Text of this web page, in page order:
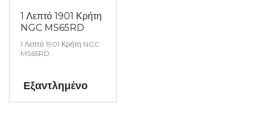
1 Λεπτό 1901 Κρήτη
NGC MS65RD
1 Λεπτό 1901 Κρήτη NGC
MS65RD.
Εξαντλημένο